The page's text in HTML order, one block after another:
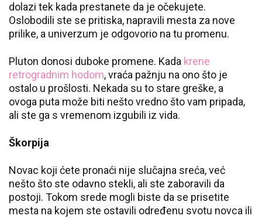
dolazi tek kada prestanete da je očekujete.
Oslobodili ste se pritiska, napravili mesta za nove
prilike, a univerzum je odgovorio na tu promenu.
Pluton donosi duboke promene. Kada krene
retrogradnim hodom, vraća pažnju na ono što je
ostalo u prošlosti. Nekada su to stare greške, a
ovoga puta može biti nešto vredno što vam pripada,
ali ste ga s vremenom izgubili iz vida.
Škorpija
Novac koji ćete pronaći nije slučajna sreća, već
nešto što ste odavno stekli, ali ste zaboravili da
postoji. Tokom srede mogli biste da se prisetite
mesta na kojem ste ostavili određenu svotu novca ili